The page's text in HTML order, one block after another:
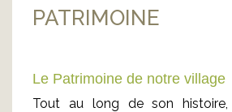
PATRIMOINE
Le Patrimoine de notre village
Tout au long de son histoire,